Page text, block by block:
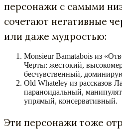
персонажи с самыми
сочетают негативные
или даже мудростью:
Monsieur Bamatabois из
Черты: жестокий,
бесчувственный,
Old Whateley из рассказов
параноидальный,
упрямый, консервативный.
Эти персонажи тоже